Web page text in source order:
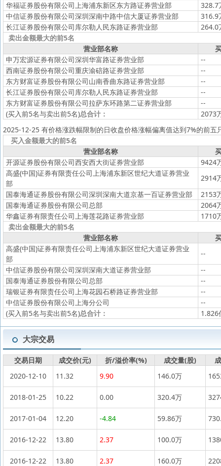
华福证券股份有限公司上海浦东新区东方路证券营业部
328.7
中信证券股份有限公司深圳深南中路中信大厦证券营业部
316.9
长江证券股份有限公司库尔勒人民东路证券营业部
264.0
卖出金额最大的前5名
营业部名称
申万宏源证券有限公司深圳华富路证券营业部
--
西南证券股份有限公司重庆渝碚路证券营业部
--
东方财富证券股份有限公司山南香曲东路证券营业部
--
长江证券股份有限公司库尔勒人民东路证券营业部
--
东方财富证券股份有限公司拉萨东环路第二证券营业部
--
(买入前5名与卖出前5名)总合计：
2073
2025-12-25 有价格涨跌幅限制的日收盘价格涨幅偏离值达到7%的前五
买入金额最大的前5名
营业部名称
开源证券股份有限公司西安西大街证券营业部
9424
高盛(中国)证券有限责任公司上海浦东新区世纪大道证券营业
部
2914
国泰海通证券股份有限公司深圳深南大道京基一百证券营业部
2153
国泰海通证券股份有限公司总部
2064
华鑫证券有限责任公司上海莲花路证券营业部
1710
卖出金额最大的前5名
营业部名称
高盛(中国)证券有限责任公司上海浦东新区世纪大道证券营业
部
--
中信证券股份有限公司深圳深南大道证券营业部
--
国泰海通证券股份有限公司总部
--
瑞银证券有限责任公司上海花园石桥路证券营业部
--
中信证券股份有限公司上海分公司
--
(买入前5名与卖出前5名)总合计： 1.826
大宗交易
交易日期 成交价(元) 折/溢价率(%) 成交量(股)
2020-12-10
11.32 9.90 146.0万
2018-01-25 10.22 0.00 320.4万
2017-01-04 12.20 -4.84 59.86万
2016-12-22 13.80 2.37 100.0万
2016-12-22 13.80 2.37 160.0万